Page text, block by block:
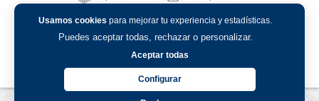
Usamos cookies para mejorar tu experiencia y estadísticas.
Puedes aceptar todas, rechazar o personalizar.
Aceptar todas
Configurar